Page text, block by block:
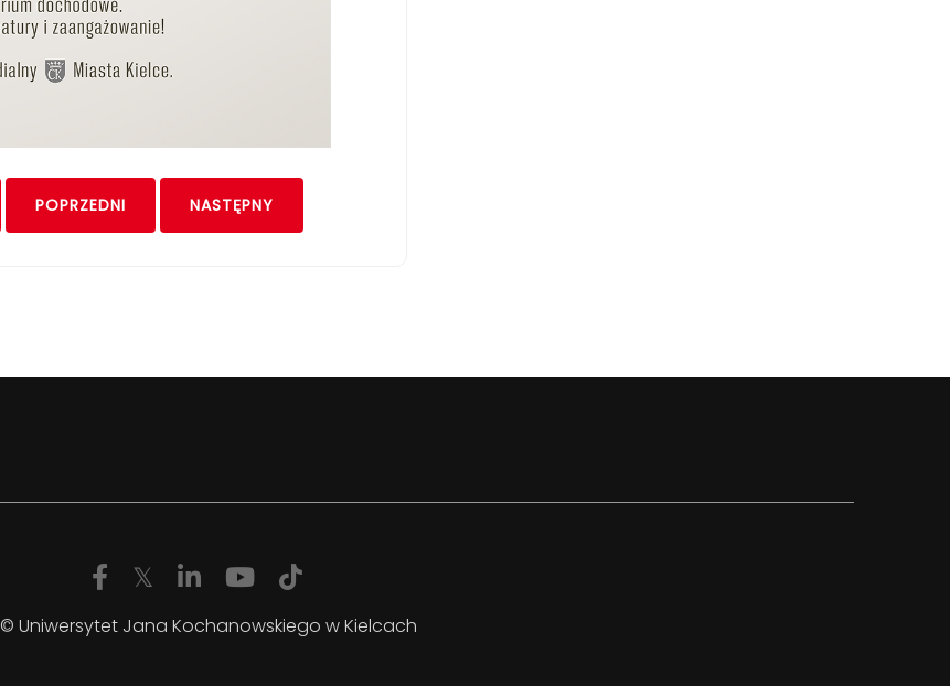
POPRZEDNI NASTĘPNY
© Uniwersytet Jana Kochanowskiego w Kielcach